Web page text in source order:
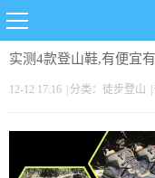
实测4款登山鞋,有便宜
12-12 17:16 分类： 徒步登山